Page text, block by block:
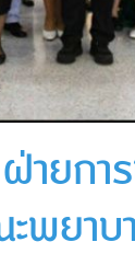
ยการ
พยาบ